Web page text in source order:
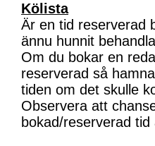
Kölista
Är en tid reserverad
ännu hunnit
Om du bokar en
reserverad så
tiden om det skulle
Observera att
bokad/reserverad